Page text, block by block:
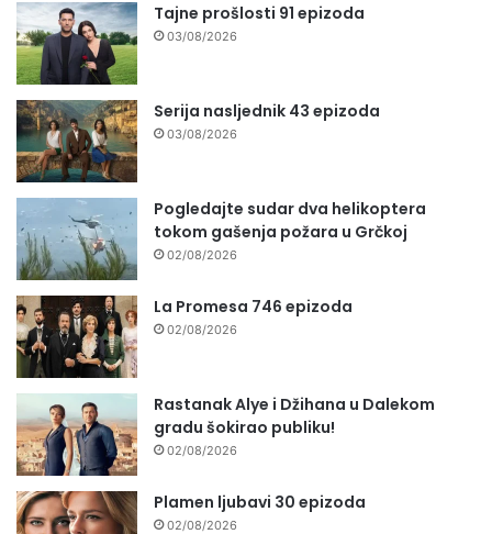
Tajne prošlosti 91 epizoda
03/08/2026
Serija nasljednik 43 epizoda
03/08/2026
Pogledajte sudar dva helikoptera
tokom gašenja požara u Grčkoj
02/08/2026
La Promesa 746 epizoda
02/08/2026
Rastanak Alye i Džihana u Dalekom
gradu šokirao publiku!
02/08/2026
Plamen ljubavi 30 epizoda
02/08/2026